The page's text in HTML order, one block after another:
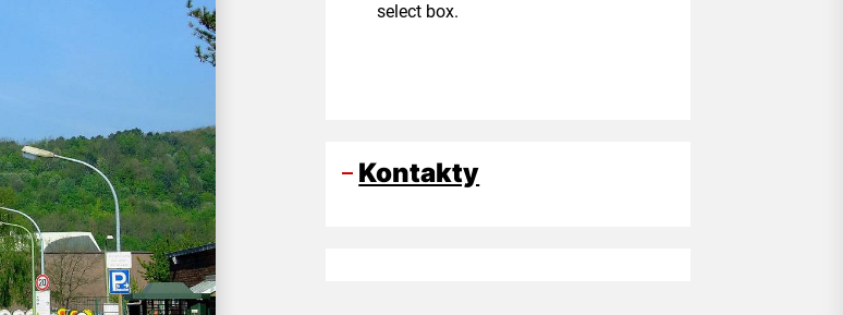
select box.
Kontakty